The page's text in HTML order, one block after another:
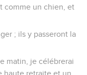
te craignent, pour la
Sauve par ta droite,
; je partagerai